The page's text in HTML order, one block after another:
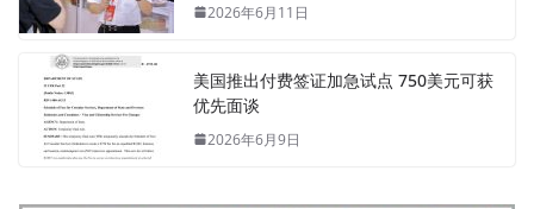
2026年6月11日
美国推出付费签证加急试点 750美元可获
优先面谈
2026年6月9日